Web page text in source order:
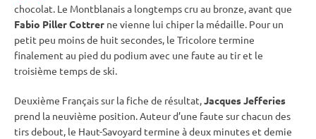
chocolat. Le Montblanais a longtemps cru au bronze, avant que
Fabio Piller Cottrer ne vienne lui chiper la médaille. Pour un
petit peu moins de huit secondes, le Tricolore termine
finalement au pied du podium avec une faute au tir et le
troisième temps de ski.
Deuxième Français sur la fiche de résultat,Jacques Jefferies
prend la neuvième position. Auteur d’une faute sur chacun des
tirsdebout, le Haut-Savoyard termine à deux minutes et demie